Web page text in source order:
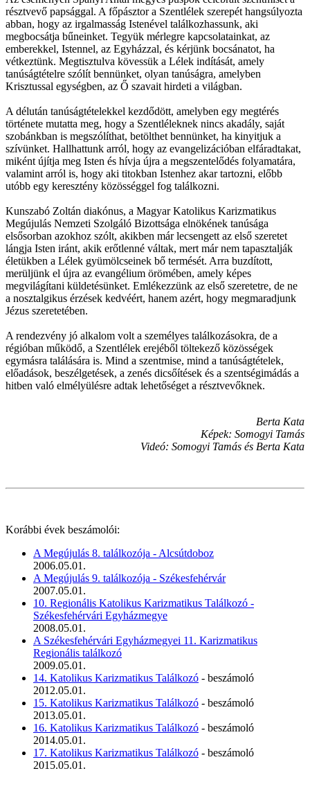
résztvevő papsággal. A főpásztor a Szentlélek szerepét hangsúlyozta
abban, hogy az irgalmasság Istenével találkozhassunk, aki
megbocsátja bűneinket. Tegyük mérlegre kapcsolatainkat, az
emberekkel, Istennel, az Egyházzal, és kérjünk bocsánatot, ha
vétkeztünk. Megtisztulva kövessük a Lélek indítását, amely
tanúságtételre szólít bennünket, olyan tanúságra, amelyben
Krisztussal egységben, az Ő szavait hirdeti a világban.
A délután tanúságtételekkel kezdődött, amelyben egy megtérés
története mutatta meg, hogy a Szentléleknek nincs akadály, saját
szobánkban is megszólíthat, betölthet bennünket, ha kinyitjuk a
szívünket. Hallhattunk arról, hogy az evangelizációban elfáradtakat,
miként újítja meg Isten és hívja újra a megszentelődés folyamatára,
valamint arról is, hogy aki titokban Istenhez akar tartozni, előbb
utóbb egy keresztény közösséggel fog találkozni.
Kunszabó Zoltán diakónus, a Magyar Katolikus Karizmatikus
Megújulás Nemzeti Szolgáló Bizottsága elnökének tanúsága
elsősorban azokhoz szólt, akikben már lecsengett az első szeretet
lángja Isten iránt, akik erőtlenné váltak, mert már nem tapasztalják
életükben a Lélek gyümölcseinek bő termését. Arra buzdított,
merüljünk el újra az evangélium örömében, amely képes
megvilágítani küldetésünket. Emlékezzünk az első szeretetre, de ne
a nosztalgikus érzések kedvéért, hanem azért, hogy megmaradjunk
Jézus szeretetében.
A rendezvény jó alkalom volt a személyes találkozásokra, de a
régióban működő, a Szentlélek erejéből töltekező közösségek
egymásra találására is. Mind a szentmise, mind a tanúságtételek,
előadások, beszélgetések, a zenés dicsőítések és a szentségimádás a
hitben való elmélyülésre adtak lehetőséget a résztvevőknek.
Berta Kata
Képek: Somogyi Tamás
Videó: Somogyi Tamás és Berta Kata
Korábbi évek beszámolói:
A Megújulás 8. találkozója - Alcsútdoboz
2006.05.01.
A Megújulás 9. találkozója - Székesfehérvár
2007.05.01.
10. Regionális Katolikus Karizmatikus Találkozó -
Székesfehérvári Egyházmegye
2008.05.01.
A Székesfehérvári Egyházmegyei 11. Karizmatikus
Regionális találkozó
2009.05.01.
14. Katolikus Karizmatikus Találkozó - beszámoló
2012.05.01.
15. Katolikus Karizmatikus Találkozó - beszámoló
2013.05.01.
16. Katolikus Karizmatikus Találkozó - beszámoló
2014.05.01.
17. Katolikus Karizmatikus Találkozó - beszámoló
2015.05.01.